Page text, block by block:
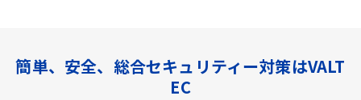
簡単、安全、総合セキュリティー対策はVALT
EC